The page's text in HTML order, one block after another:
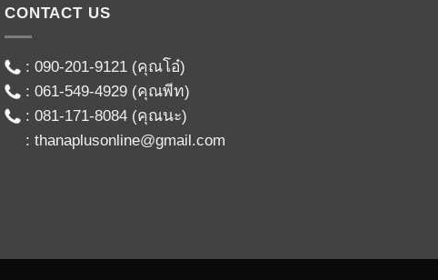
CONTACT US
: 090-201-9121(คุณโอ๋)
: 061-549-4929(คุณพีท)
: 081-171-8084(คุณนะ)
: thanaplusonline@gmail.com